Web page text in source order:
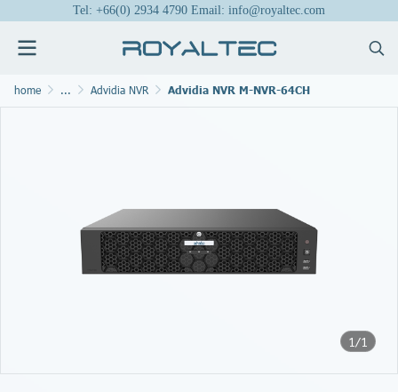
Tel: +66(0) 2934 4790 Email: info@royaltec.com
home ... Advidia NVR Advidia NVR M-NVR-64CH
1/1